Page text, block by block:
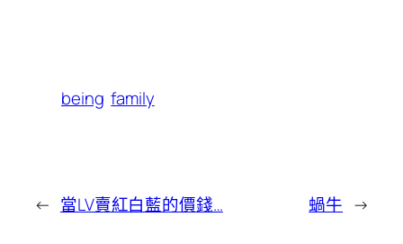
being family
← 當LV賣紅白藍的價錢… 蝸牛 →